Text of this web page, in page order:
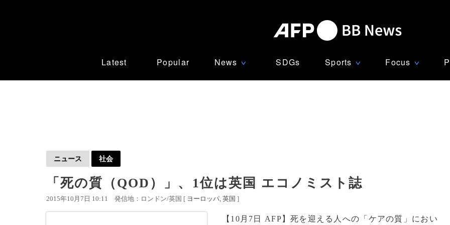
Latest Popular News ∨ SDGs Sports ∨ Focus ∨
ニュース 社会
「死の質（QOD）」、1位は英国 エコノミスト誌
2015年10月7日 10:11 発信地：ロンドン/英国 [ ヨーロッパ 英国 ]
【10月7日 AFP】死を迎える人への「ケアの質」におい